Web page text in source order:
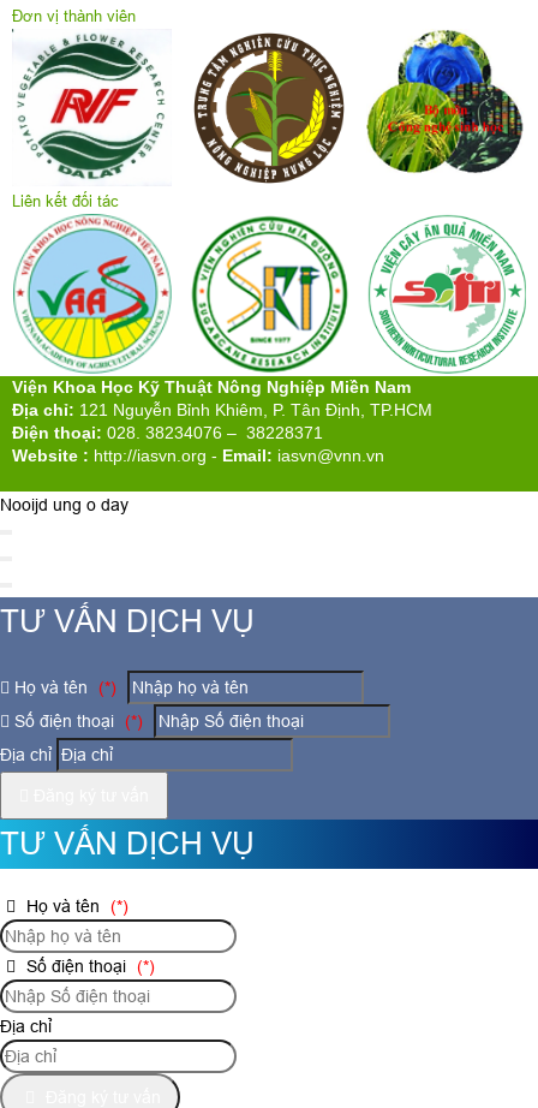
Đơn vị thành viên
Liên kết đối tác
Viện Khoa Học Kỹ Thuật Nông Nghiệp Miền Nam
Địa chỉ: 121 Nguyễn Bỉnh Khiêm, P. Tân Định, TP.HCM
Điện thoại: 028. 38234076 – 38228371
Website : http://iasvn.org - Email: iasvn@vnn.vn
Nooijd ung o day
TƯ VẤN DỊCH VỤ
Họ và tên
(*)
Số điện thoại
(*)
Địa chỉ
TƯ VẤN DỊCH VỤ
Họ và tên (*)
Số điện thoại (*)
Địa chỉ